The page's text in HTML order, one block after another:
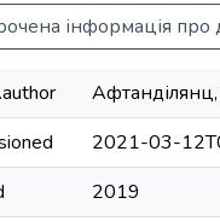
інформація про
2021-03-
2019